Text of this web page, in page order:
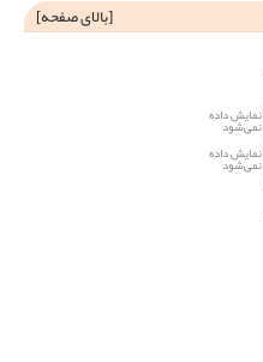
[بالای صفحه]
نمایش داده
نمی‌شود
نمایش داده
نمی‌شود